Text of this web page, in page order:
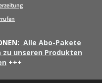
Alle Abo-Pakete
unseren Produkten
+++